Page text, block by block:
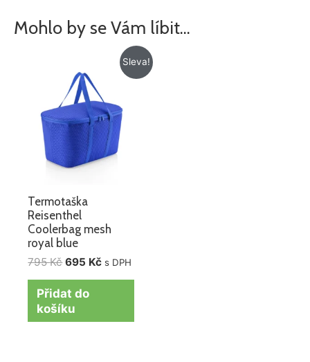
Mohlo by se Vám líbit…
Sleva!
Termotaška
Reisenthel
Coolerbag mesh
royal blue
795Kč
cena
byla:
795 Kč.
695 Kč
Aktuální
cena
695 Kč.
s DPH
Přidat do
košíku